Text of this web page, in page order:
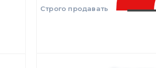
Строго продавать